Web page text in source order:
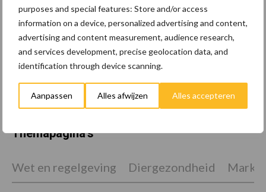
purposes and special features: Store and/or access
information on a device, personalized advertising and content,
advertising and content measurement, audience research,
and services development, precise geolocation data, and
identification through device scanning.
Aanpassen Alles afwijzen Alles accepteren
EU-pluimveesector groeit
door, maar tempo vlakt af
Themapagina's
Wet en regelgeving Diergezondheid